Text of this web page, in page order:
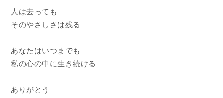
人は去っても
そのやさしさは残る
あなたはいつまでも
私の心の中に生き続ける
ありがとう